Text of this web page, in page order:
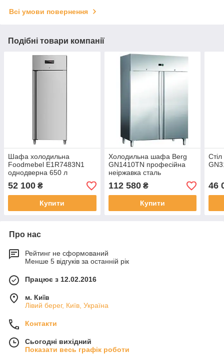
Всі умови повернення
Подібні товари компанії
Шафа холодильна
Foodmebel E1R7483N1
однодверна 650 л
52 100 ₴
Купити
Холодильна шафа Berg
GN1410TN професійна
неіржавка сталь
112 580₴
Купити
46
Про нас
Рейтинг не сформований
Менше 5 відгуків за останній рік
Працює з 12.02.2016
м. Київ
Лівий берег, Київ, Україна
Контакти
Сьогодні вихідний
Показати весь графік роботи